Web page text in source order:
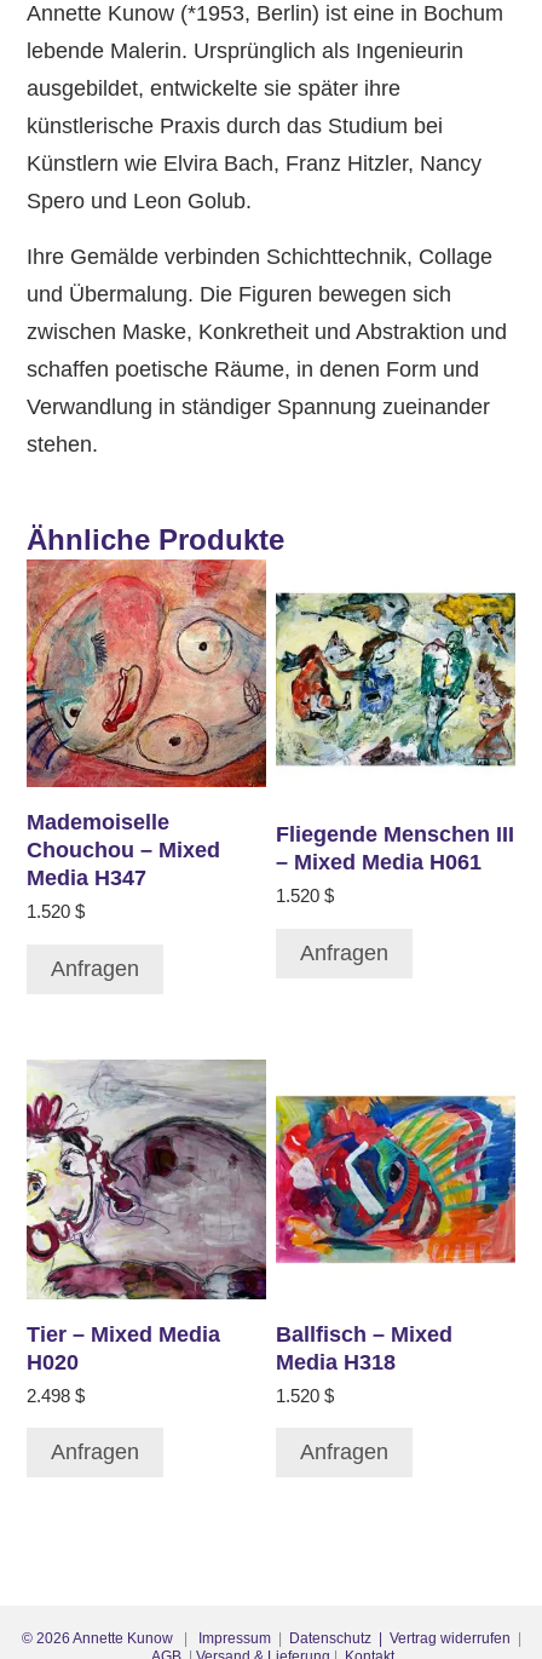
Annette Kunow (*1953, Berlin) ist eine in Bochum
lebende Malerin. Ursprünglich als Ingenieurin
ausgebildet, entwickelte sie später ihre
künstlerische Praxis durch das Studium bei
Künstlern wie Elvira Bach, Franz Hitzler, Nancy
Spero und Leon Golub.
Ihre Gemälde verbinden Schichttechnik, Collage
und Übermalung. Die Figuren bewegen sich
zwischen Maske, Konkretheit und Abstraktion und
schaffen poetische Räume, in denen Form und
Verwandlung in ständiger Spannung zueinander
stehen.
Ähnliche Produkte
Mademoiselle
Chouchou – Mixed
Media H347
1.520 $
Anfragen
Fliegende Menschen III
– Mixed Media H061
1.520$
Anfragen
Tier – Mixed Media
H020
2.498 $
Anfragen
Ballfisch – Mixed
Media H318
1.520$
Anfragen
© 2026 Annette Kunow Impressum| Datenschutz | Vertrag widerrufen